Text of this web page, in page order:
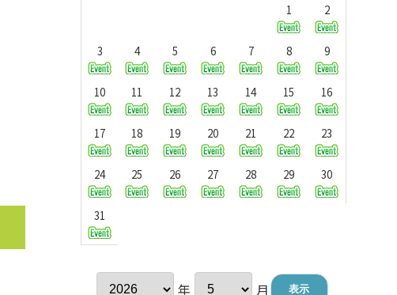
1
2
3 4 5 6 7 8 9
10 11 12 13 14 15 16
17 18 19 20 21 22 23
24 25 26 27 28 29 30
31
年 月